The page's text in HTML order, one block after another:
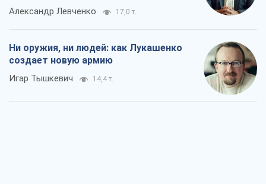
Александр Левченко 17,0 т.
Ни оружия, ни людей: как Лукашенко
создает новую армию
Игар Тышкевич 14,4 т.